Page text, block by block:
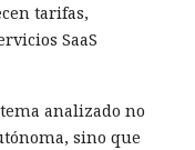
se basa en que el
tarifas,
SaaS
analizado no
sino que